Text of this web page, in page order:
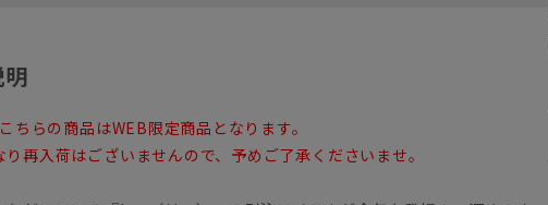
ちらの商品はWEB限定商品となります。
再入荷はございませんので、予めご了承くださいませ。